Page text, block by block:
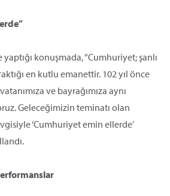
konuşmada, “Cumhuriyet; şanlı
en kutlu emanettir. 102 yıl önce
ve bayrağımıza aynı
Geleceğimizin teminatı olan
‘Cumhuriyet emin ellerde’